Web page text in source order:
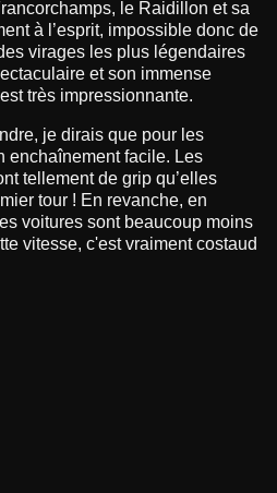
le Raidillon et sa
à l’esprit, impossible donc de
virages les plus légendaires
et son immense
très impressionnante.
je dirais que pour les
enchaînement facile. Les
tellement de grip qu’elles
tour ! En revanche, en
voitures sont beaucoup moins
vitesse, c'est vraiment costaud